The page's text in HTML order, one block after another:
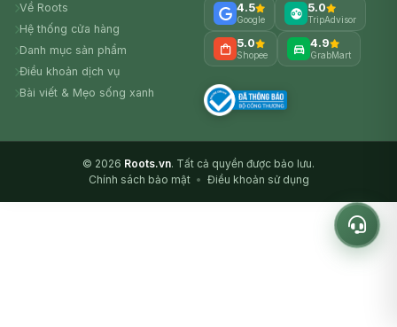
Về Roots
Hệ thống cửa hàng
Danh mục sản phẩm
Điều khoản dịch vụ
Bài viết & Mẹo sống xanh
4.5
Google
5.0
TripAdvisor
5.0
Shopee
4.9
GrabMart
© 2026 Roots.vn. Tất cả quyền được bảo lưu.
Chính sách bảo mật • Điều khoản sử dụng